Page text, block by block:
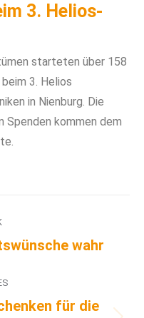
3. Helios-
starteten über 158
3. Helios
in Nienburg. Die
Spenden kommen dem
wahr
für die